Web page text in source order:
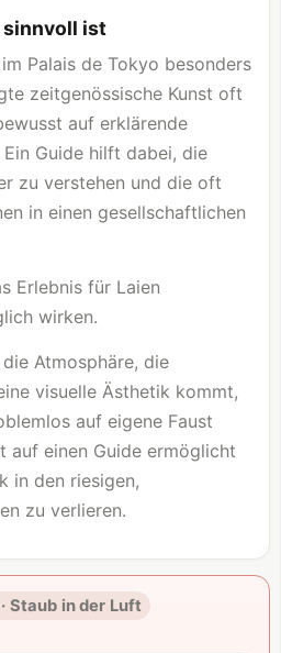
sinnvoll ist
Palais de Tokyo besonders
zeitgenössische Kunst oft
auf erklärende
Guide hilft dabei, die
zu verstehen und die oft
in einen gesellschaftlichen
Erlebnis für Laien
wirken.
Atmosphäre, die
visuelle Ästhetik kommt,
auf eigene Faust
auf einen Guide ermöglicht
in den riesigen,
zu verlieren.
Staub in der Luft